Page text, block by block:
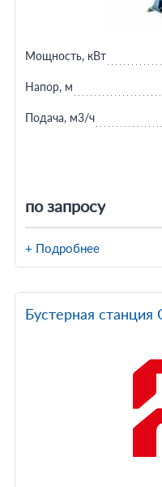
по запросу
Мощность, кВт
Напор, м
Подача, м3/ч
+ Подробнее
Бустерная станция